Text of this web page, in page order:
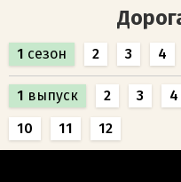
1 сезон 2 3 4
1 выпуск 2 3 4
10
11 12